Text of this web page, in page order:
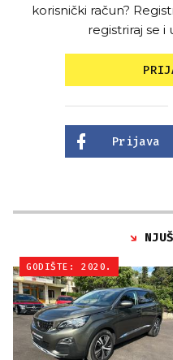
korisnički račun?
registriraj se i
Prijava
GODIŠTE: 2020.